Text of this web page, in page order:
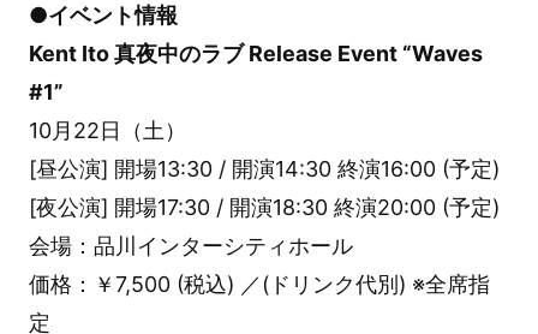
●イベント情報
Kent Ito 真夜中のラブ Release Event “Waves
#1”
10月22日（土）
[昼公演] 開場13:30 / 開演14:30 終演16:00 (予定)
[夜公演] 開場17:30 / 開演18:30 終演20:00 (予定)
会場：品川インターシティホール
価格：￥7,500 (税込) ／(ドリンク代別) ※全席指
定